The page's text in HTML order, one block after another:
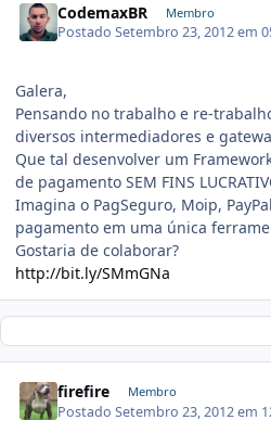
CodemaxBR Membro
PostadoSetembro 23, 2012 em
Galera,
Pensando no trabalho e re-
diversos intermediadores e
Que tal desenvolver um
de pagamento SEM FINS
Imagina o PagSeguro, Moip,
pagamento em uma única
Gostaria de colaborar?
http://bit.ly/SMmGNa
firefire Membro
PostadoSetembro 23, 2012 em